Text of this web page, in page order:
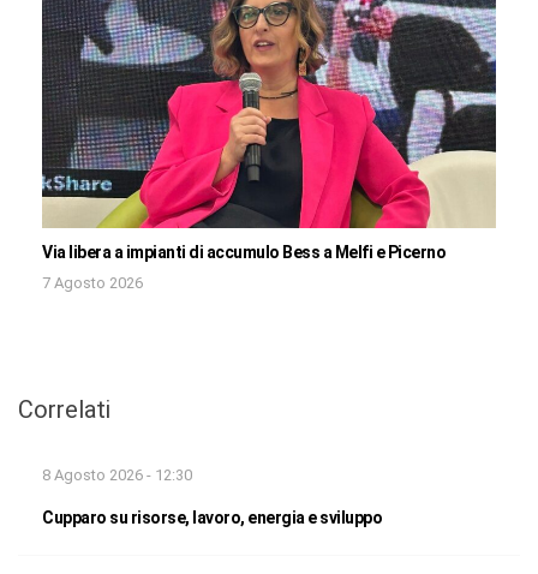
Via libera a impianti di accumulo Bess a Melfi e Picerno
7 Agosto 2026
Correlati
8 Agosto 2026 - 12:30
Cupparo su risorse, lavoro, energia e sviluppo